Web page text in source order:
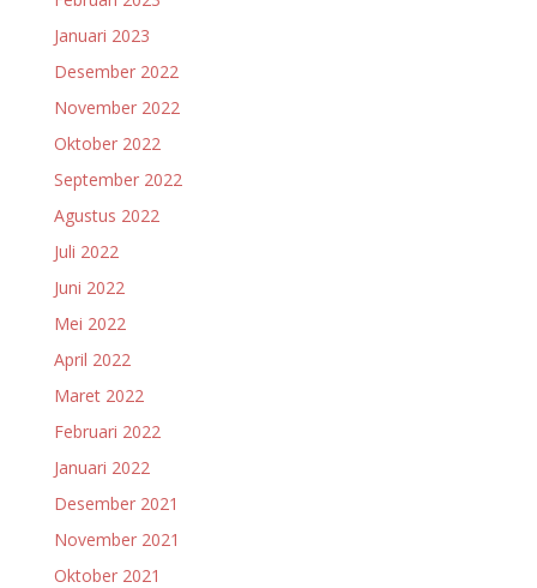
Januari 2023
Desember 2022
November 2022
Oktober 2022
September 2022
Agustus 2022
Juli 2022
Juni 2022
Mei 2022
April 2022
Maret 2022
Februari 2022
Januari 2022
Desember 2021
November 2021
Oktober 2021